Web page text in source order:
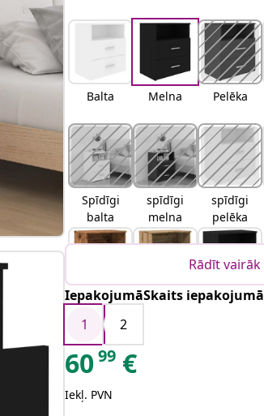
Balta Melna Pelēka
Spīdīgi
balta
spīdīgi
melna
spīdīgi
pelēka
Veca
koka
Amatniek
Melns
Rādīt vairāk
IepakojumāSkaits iepakojumā
1
2
6099 €
Iekļ. PVN